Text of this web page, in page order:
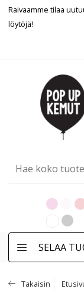
Raivaamme tilaa
löytöjä!
SELAA
Takaisin